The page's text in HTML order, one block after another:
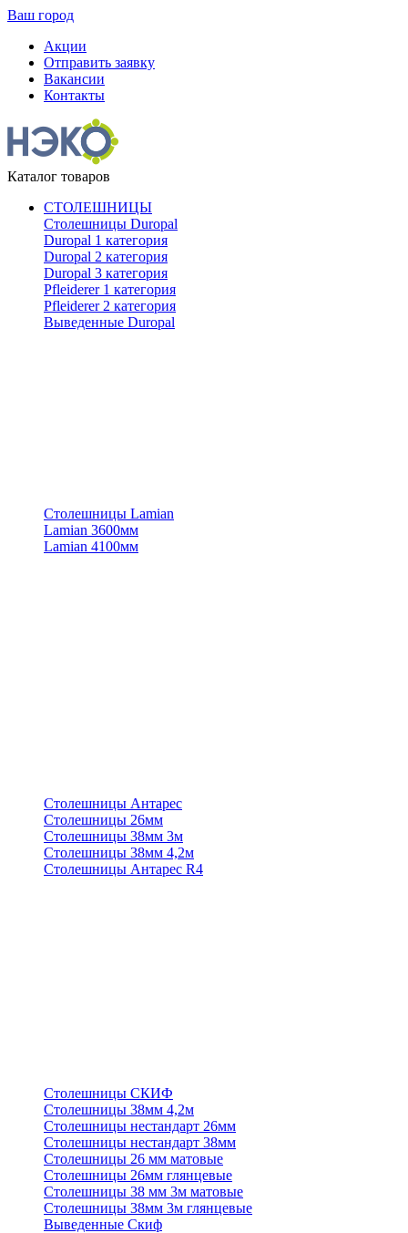
Ваш город
Акции
Отправить заявку
Вакансии
Контакты
Каталог товаров
СТОЛЕШНИЦЫ
Столешницы Duropal
Duropal 1 категория
Duropal 2 категория
Duropal 3 категория
Pfleiderer 1 категория
Pfleiderer 2 категория
Выведенные Duropal
Столешницы Lamian
Lamian 3600мм
Lamian 4100мм
Столешницы Антарес
Столешницы 26мм
Столешницы 38мм 3м
Столешницы 38мм 4,2м
Столешницы Антарес R4
Столешницы СКИФ
Столешницы 38мм 4,2м
Столешницы нестандарт 26мм
Столешницы нестандарт 38мм
Столешницы 26 мм матовые
Столешницы 26мм глянцевые
Столешницы 38 мм 3м матовые
Столешницы 38мм 3м глянцевые
Выведенные Скиф